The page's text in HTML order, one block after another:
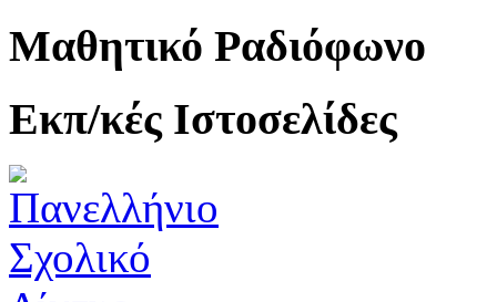
Μαθητικό Ραδιόφωνο
Εκπ/κές Ιστοσελίδες